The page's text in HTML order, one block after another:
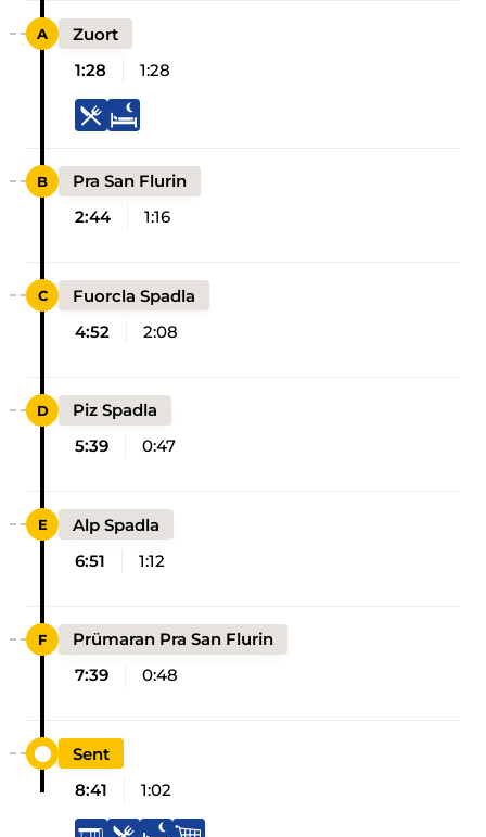
Zuort
1:28
1:28
Pra San Flurin
2:44
1:16
Fuorcla Spadla
4:52
2:08
Piz Spadla
5:39
0:47
Alp Spadla
6:51
1:12
Prümaran Pra San Flurin
7:39
0:48
Sent
8:41
1:02